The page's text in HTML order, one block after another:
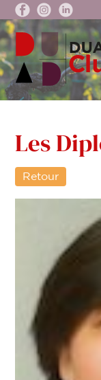
Les
Retour